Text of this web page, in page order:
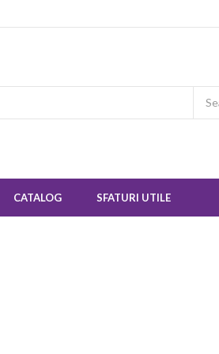
CATALOG SFATURI UTILE